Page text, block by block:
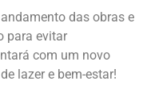
das obras e
para evitar
com um novo
lazer e bem-estar!